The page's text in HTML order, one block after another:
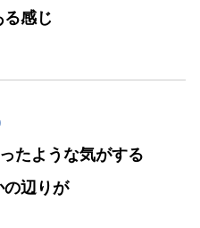
感じ
たような気がする
の辺りが